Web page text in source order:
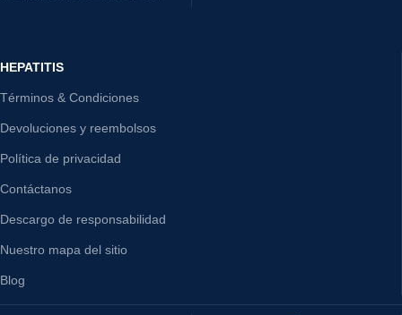
HEPATITIS
Términos & Condiciones
Devoluciones y reembolsos
Política de privacidad
Contáctanos
Descargo de responsabilidad
Nuestro mapa del sitio
Blog